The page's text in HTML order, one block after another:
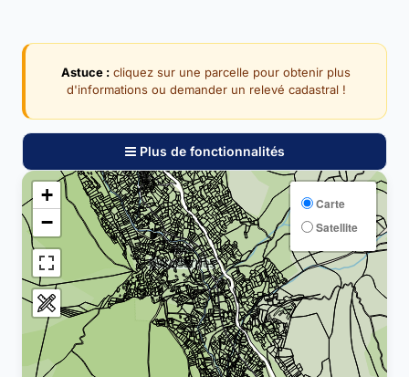
Astuce : cliquez sur une parcelle pour obtenir plus
d'informations ou demander un relevé cadastral !
Plus de fonctionnalités
+
−
Carte
Satellite